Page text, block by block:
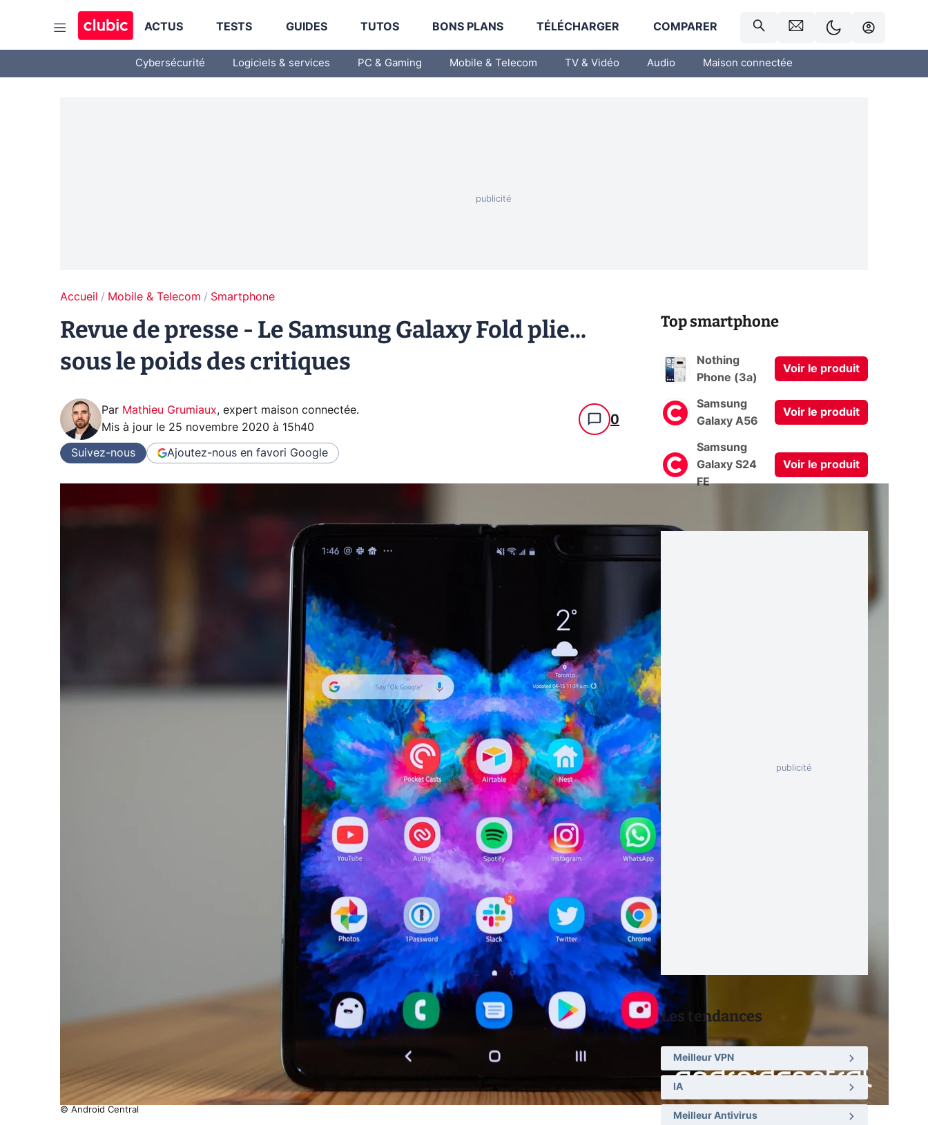
ACTUS TESTS GUIDES TUTOS BONS PLANS TÉLÉCHARGER COMPARER
Cybersécurité Logiciels & services PC & Gaming Mobile & Telecom TV & Vidéo Audio Maison connectée
Accueil Mobile & Telecom Smartphone
Revue de presse - Le Samsung Galaxy Fold plie...
sous le poids des critiques
Par Mathieu Grumiaux, expert maison connectée.
Mis à jour le 25 novembre 2020 à 15h40 0
Suivez-nous Ajoutez-nous en favori Google
© Android Central
Top smartphone
Nothing
Phone (3a)
Voir le produit
Samsung
Galaxy A56
Voir le produit
Samsung
Galaxy S24
FE
Voir le produit
Les tendances
Meilleur VPN
IA
Meilleur Antivirus